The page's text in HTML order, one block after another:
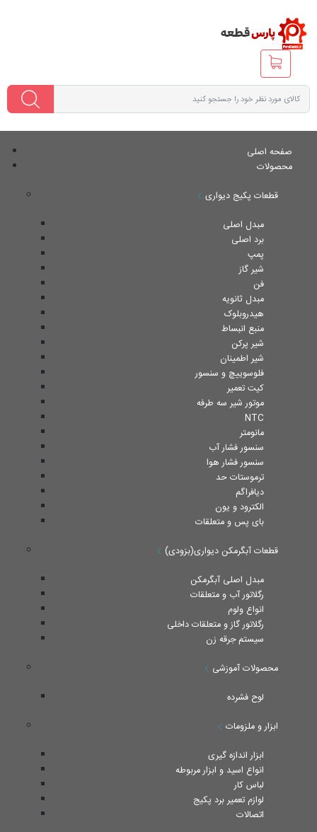
صفحه اصلی
محصولات
قطعات پکیج دیواری
مبدل اصلی
برد اصلی
پمپ
شیر گاز
فن
مبدل ثانویه
هیدروبلوک
منبع انبساط
شیر پرکن
شیر اطمینان
فلوسوییچ و سنسور
کیت تعمیر
موتور شیر سه طرفه
NTC
مانومتر
سنسور فشار آب
سنسور فشار هوا
ترموستات حد
دیافراگم
الکترود و یون
بای پس و متعلقات
قطعات آبگرمکن دیواری(بزودی)
مبدل اصلی آبگرمکن
رگلاتور آب و متعلقات
انواع ولوم
رگلاتور گاز و متعلقات داخلی
سیستم جرقه زن
محصولات آموزشی
لوح فشرده
ابزار و ملزومات
ابزار اندازه گیری
انواع اسید و ابزار مربوطه
لباس کار
لوازم تعمیر برد پکیج
اتصالات